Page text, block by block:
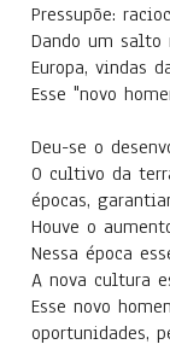
Pressupõe:
Dando um salto
Europa, vindas
Esse "novo
Deu-se o
O cultivo da
épocas,
Houve o
Nessa época
A nova cultura
Esse novo
oportunidades,